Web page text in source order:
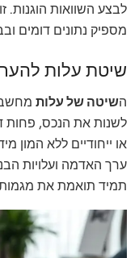
לבצע השוואות הוגנות.
מספיק נתונים דומים
שיטת עלות
השיטה של עלות
לשנות את הנכס, פחות
או ייחודיים ללא המון
ערך האדמה ועלויות
תמיד תואמת את מגמות